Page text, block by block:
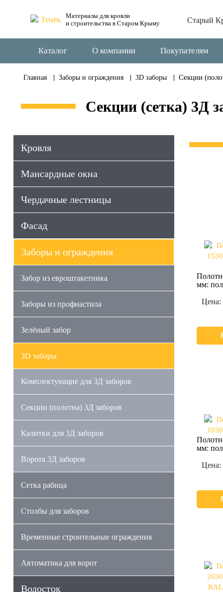
Материалы для кровли
и строительства в Старом Крыму
Старый
Каталог О компании Покупателям
Главная Заборы и ограждения 3D заборы Секции
Секции (сетка) 3Д
Кровля
Мансардные окна
Чердачные лестницы
Фасад
Заборы и ограждения
Забор из евроштакетника
Заборы из профнастила
Зелёный забор
3D заборы
Комплектующие для 3Д заборов
Секции (полотна) 3Д заборов
Калитки для 3Д заборов
Ворота 3Д заборов
Сетка рабица
Столбы для заборов
Временные строительные ограждения
Автоматика для ворот
Водосток
мм:
Цена:
мм:
Цена: